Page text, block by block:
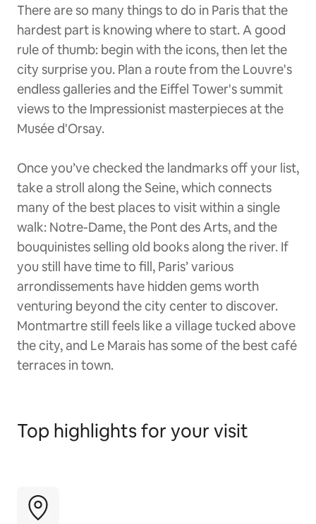
There are so many things to do in Paris that the
hardest part is knowing where to start. A good
rule of thumb: begin with the icons, then let the
city surprise you. Plan a route from the Louvre's
endless galleries and the Eiffel Tower's summit
views to the Impressionist masterpieces at the
Musée d'Orsay.
Once you’ve checked the landmarks off your list,
take a stroll along the Seine, which connects
many of the best places to visit within a single
walk: Notre-Dame, the Pont des Arts, and the
bouquinistes selling old books along the river. If
you still have time to fill, Paris’ various
arrondissements have hidden gems worth
venturing beyond the city center to discover.
Montmartre still feels like a village tucked above
the city, and Le Marais has some of the best café
terraces in town.
Top highlights for your visit